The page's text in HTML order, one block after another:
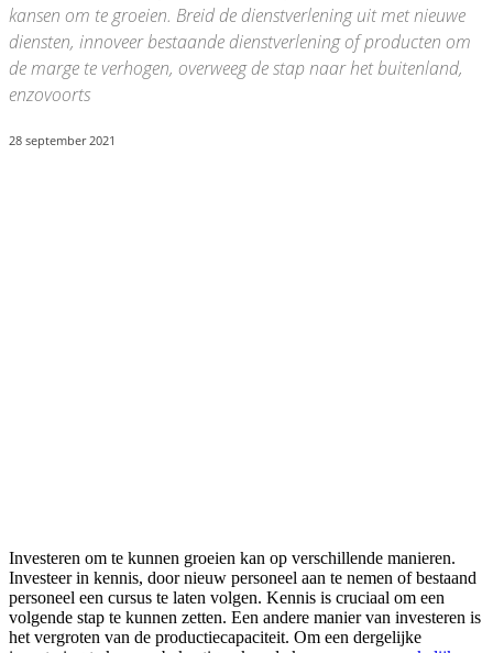
kansen om te groeien. Breid de dienstverlening uit met nieuwe
diensten, innoveer bestaande dienstverlening of producten om
de marge te verhogen, overweeg de stap naar het buitenland,
enzovoorts
28 september 2021
Investeren om te kunnen groeien kan op verschillende manieren.
Investeer in kennis, door nieuw personeel aan te nemen of bestaand
personeel een cursus te laten volgen. Kennis is cruciaal om een
volgende stap te kunnen zetten. Een andere manier van investeren is
het vergroten van de productiecapaciteit. Om een dergelijke